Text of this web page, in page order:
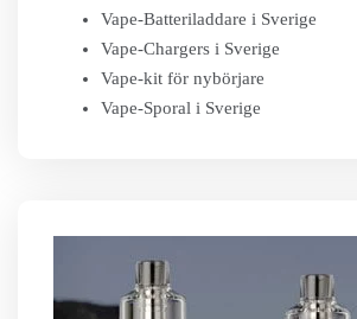
Vape-Batteriladdare i Sverige
Vape-Chargers i Sverige
Vape-kit för nybörjare
Vape-Sporal i Sverige